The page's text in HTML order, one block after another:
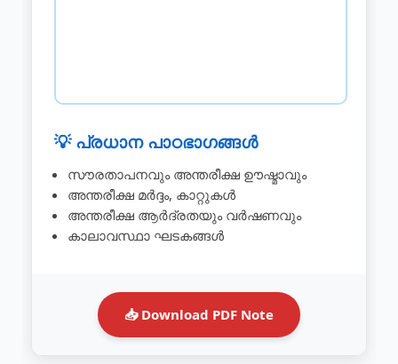
💡 പ്രധാന പാഠഭാഗങ്ങൾ
സൗരതാപനവും അന്തരീക്ഷ ഊഷ്മാവും
അന്തരീക്ഷ മർദ്ദം, കാറ്റുകൾ
അന്തരീക്ഷ ആർദ്രതയും വർഷണവും
കാലാവസ്ഥാ ഘടകങ്ങൾ
📥 Download PDF Note